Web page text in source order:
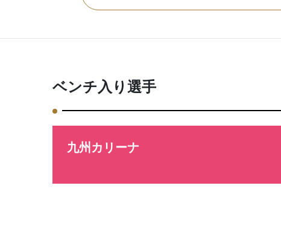
ベンチ入り選手
九州カリーナ